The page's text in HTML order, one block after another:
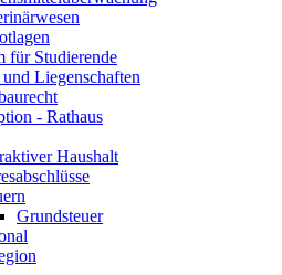
für Studierende
Liegenschaften
- Rathaus
Haushalt
Grundsteuer